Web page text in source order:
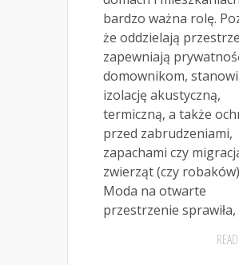
bardzo ważna rolę.
że oddzielają
zapewniają
domownikom,
izolację akustyczną,
termiczną, a także
przed zabrudzeniami,
zapachami czy
zwierząt (czy
Moda na otwarte
przestrzenie sprawiła,